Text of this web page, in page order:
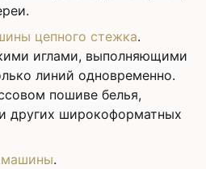
цепного стежка.
иглами, выполняющими
линий одновременно.
пошиве белья,
других широкоформатных
.